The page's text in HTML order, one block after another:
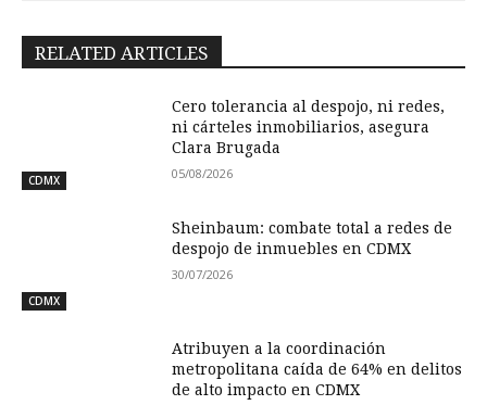
RELATED ARTICLES
CDMX
Cero tolerancia al despojo, ni redes,
ni cárteles inmobiliarios, asegura
Clara Brugada
05/08/2026
CDMX
Sheinbaum: combate total a redes de
despojo de inmuebles en CDMX
30/07/2026
Atribuyen a la coordinación
metropolitana caída de 64% en delitos
de alto impacto en CDMX